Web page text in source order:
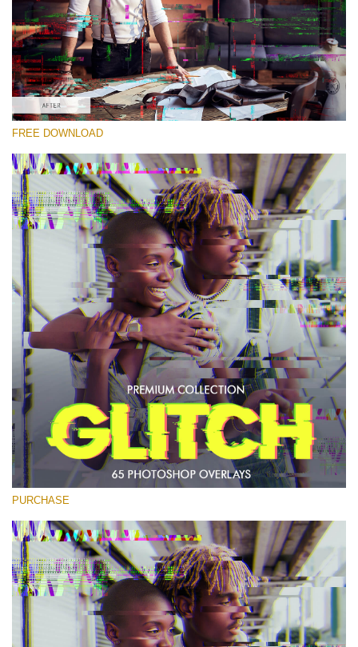
Free PNG Overlay #2
Small 800*533px
Glitch Effect
(65 Overlays)
Large 6000*4000px
Large 6000*4000px
Entire Collection
(1783 Overlays)
Large 6000*4000px
무료 다운로드
FREE DOWNLOAD
PURCHASE